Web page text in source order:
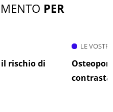
PER
rischio di
LE